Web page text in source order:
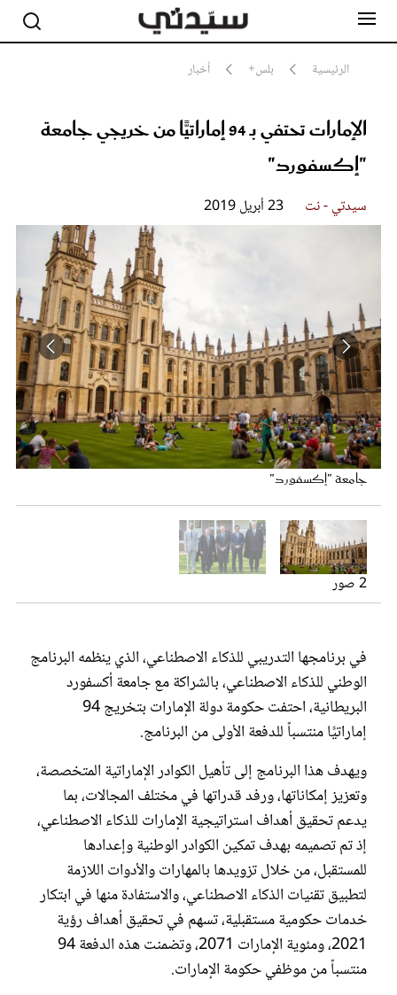
الرئيسية بلس+ أخبار
الإمارات تحتفي بـ 94 إماراتيًّا من خريجي جامعة
"إكسفورد"
سيدتي - نت 23 أبريل 2019
جامعة "إكسفورد"
94 خريج من الحكومة الإماراتية وشارك في حفل التخريج وزير الدولة
للذكاء الاصطناعي عمر سلطان العلماء
2 صور
في برنامجها التدريبي للذكاء الاصطناعي، الذي ينظمه البرنامج
الوطني للذكاء الاصطناعي، بالشراكة مع جامعة أكسفورد
البريطانية، احتفت حكومة دولة الإمارات بتخريج 94
إماراتيًّا منتسباً للدفعة الأولى من البرنامج.
ويهدف هذا البرنامج إلى تأهيل الكوادر الإماراتية المتخصصة،
وتعزيز إمكاناتها، ورفد قدراتها في مختلف المجالات، بما
يدعم تحقيق أهداف استراتيجية الإمارات للذكاء الاصطناعي،
إذ تم تصميمه بهدف تمكين الكوادر الوطنية وإعدادها
للمستقبل، من خلال تزويدها بالمهارات والأدوات اللازمة
لتطبيق تقنيات الذكاء الاصطناعي، والاستفادة منها في ابتكار
خدمات حكومية مستقبلية، تسهم في تحقيق أهداف رؤية
2021، ومئوية الإمارات 2071، وتضمنت هذه الدفعة 94
منتسباً من موظفي حكومة الإمارات.
مشاهير
أناقة
جمال
سيدتي وطفلك
لايف ستايل
مطبخ سيدتي
مقالات الرأي
ستايل
تقارير
عروس سيدتي
مجلة سيدتي
غلاف رفمي